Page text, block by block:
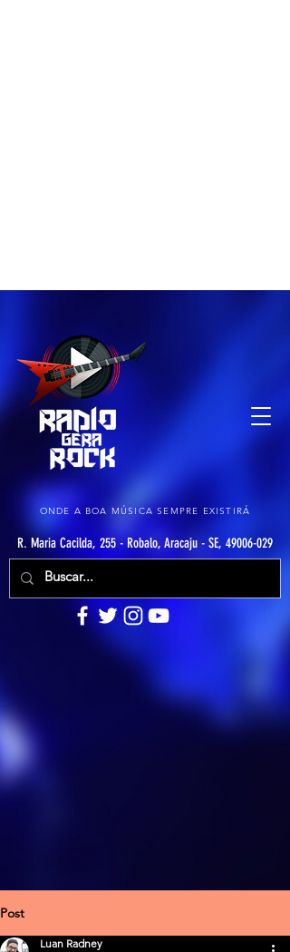
ONDE A BOA MÚSICA SEMPRE EXISTIRÁ
R. Maria Cacilda, 255 - Robalo, Aracaju - SE, 49006-029
Post
Luan Radney